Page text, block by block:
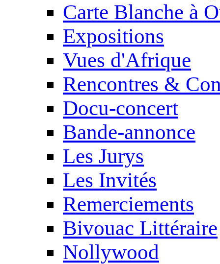
Carte Blanche à
Expositions
Vues d'Afrique
Rencontres &
Docu-concert
Bande-annonce
Les Jurys
Les Invités
Remerciements
Bivouac Littéraire
Nollywood